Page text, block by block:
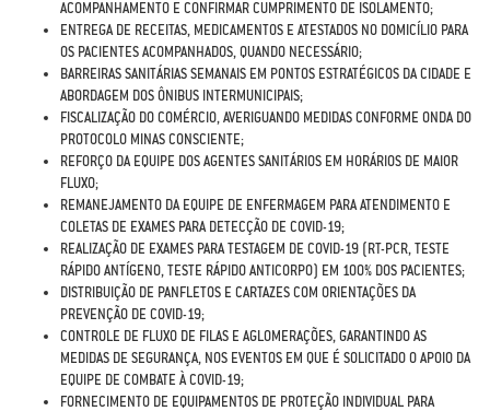
ACOMPANHAMENTO E CONFIRMAR CUMPRIMENTO DE ISOLAMENTO;
ENTREGA DE RECEITAS, MEDICAMENTOS E ATESTADOS NO DOMICÍLIO PARA
OS PACIENTES ACOMPANHADOS, QUANDO NECESSÁRIO;
BARREIRAS SANITÁRIAS SEMANAIS EM PONTOS ESTRATÉGICOS DA CIDADE E
ABORDAGEM DOS ÔNIBUS INTERMUNICIPAIS;
FISCALIZAÇÃO DO COMÉRCIO, AVERIGUANDO MEDIDAS CONFORME ONDA DO
PROTOCOLO MINAS CONSCIENTE;
REFORÇO DA EQUIPE DOS AGENTES SANITÁRIOS EM HORÁRIOS DE MAIOR
FLUXO;
REMANEJAMENTO DA EQUIPE DE ENFERMAGEM PARA ATENDIMENTO E
COLETAS DE EXAMES PARA DETECÇÃO DE COVID-19;
REALIZAÇÃO DE EXAMES PARA TESTAGEM DE COVID-19 (RT-PCR, TESTE
RÁPIDO ANTÍGENO, TESTE RÁPIDO ANTICORPO) EM 100% DOS PACIENTES;
DISTRIBUIÇÃO DE PANFLETOS E CARTAZES COM ORIENTAÇÕES DA
PREVENÇÃO DE COVID-19;
CONTROLE DE FLUXO DE FILAS E AGLOMERAÇÕES, GARANTINDO AS
MEDIDAS DE SEGURANÇA, NOS EVENTOS EM QUE É SOLICITADO O APOIO DA
EQUIPE DE COMBATE À COVID-19;
FORNECIMENTO DE EQUIPAMENTOS DE PROTEÇÃO INDIVIDUAL PARA